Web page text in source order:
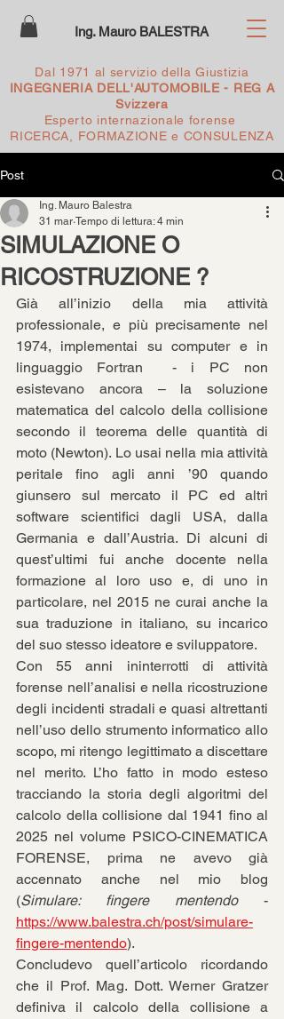
Ing. Mauro BALESTRA
Dal 1971 al servizio della Giustizia
INGEGNERIA DELL'AUTOMOBILE - REG A
Svizzera
Esperto internazionale forense
RICERCA, FORMAZIONE e CONSULENZA
Post
SIMULAZIONE O
RICOSTRUZIONE ?
Ing. Mauro Balestra
31 mar Tempo di lettura: 4 min
Già all’inizio della mia attività
professionale, e più precisamente nel
1974, implementai su computer e in
linguaggio Fortran  - i PC non
esistevano ancora – la soluzione
matematica del calcolo della collisione
secondo il teorema delle quantità di
moto (Newton). Lo usai nella mia attività
peritale fino agli anni ’90 quando
giunsero sul mercato il PC ed altri
software scientifici dagli USA, dalla
Germania e dall’Austria. Di alcuni di
quest’ultimi fui anche docente nella
formazione al loro uso e, di uno in
particolare, nel 2015 ne curai anche la
sua traduzione in italiano, su incarico
del suo stesso ideatore e sviluppatore.
Con 55 anni ininterrotti di attività
forense nell’analisi e nella ricostruzione
degli incidenti stradali e quasi altrettanti
nell’uso dello strumento informatico allo
scopo, mi ritengo legittimato a discettare
nel merito. L’ho fatto in modo esteso
tracciando la storia degli algoritmi del
calcolo della collisione dal 1941 fino al
2025 nel volume PSICO-CINEMATICA
FORENSE, prima ne avevo già
accennato anche nel mio blog
(Simulare: fingere mentendo
https://www.balestra.ch/post/simulare-
fingere-mentendo).
Concludevo quell’articolo ricordando
che il Prof. Mag. Dott. Werner Gratzer
definiva il calcolo della collisione a